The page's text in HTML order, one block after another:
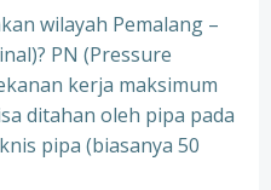
wilayah Pemalang –
PN (Pressure
kerja maksimum
ditahan oleh pipa pada
pipa (biasanya 50